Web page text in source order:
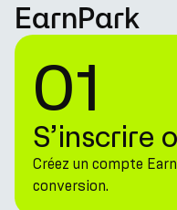
EarnPark
01
S’inscrire
Créez un compte
conversion.